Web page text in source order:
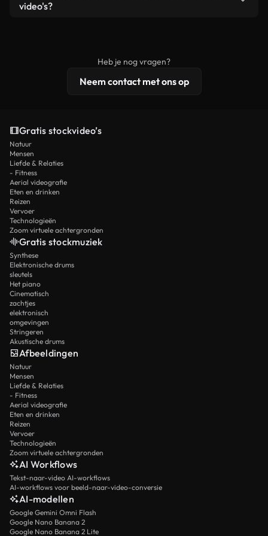
remixen. Zorg er wel voor dat het eindproduct
video's?
licentiebescherming omvat.
Heb je nog vragen?
Neem contact met ons op
Gratis stockvideo’s
Natuur
Mensen
Liefde & Relaties
- Fitness
Aerial videografie
Eten en drinken
Reizen
Vervoer
Technologieën
Zoom virtuele achtergronden
Gratis stockmuziek
Synthese
Elektronische drums
sleutels
Het piano
Cinematisch
zachtjes
elektronisch
omgevingen
Stringeren
Akustische drums
Afbeeldingen
Natuur
Mensen
Liefde & Relaties
- Fitness
Aerial videografie
Eten en drinken
Reizen
Vervoer
Technologieën
Zoom virtuele achtergronden
AI Workflows
Tekst-naar-video AI-workflows
AI-workflows voor beeld-naar-video-conversie
AI-modellen
Google Gemini Omni Flash
Google Nano Banana 2
Google Nano Banana 2 Lite